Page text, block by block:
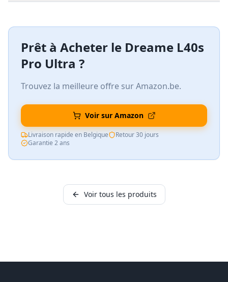
Prêt à Acheter le Dreame L40s
Pro Ultra ?
Trouvez la meilleure offre sur Amazon.be.
Voir sur Amazon
Livraison rapide en Belgique
Retour 30 jours
Garantie 2 ans
Voir tous les produits